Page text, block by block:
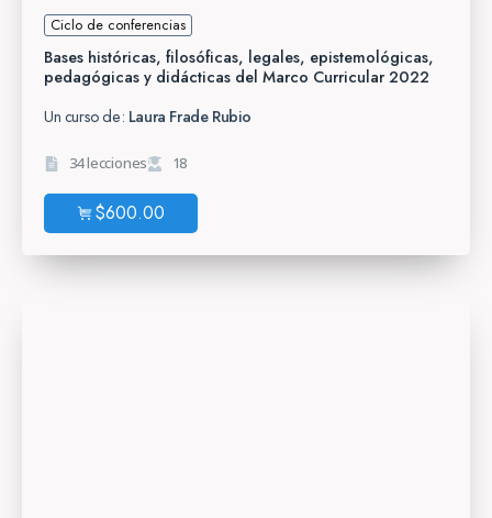
Ciclo de conferencias
Bases históricas, filosóficas, legales, epistemológicas,
pedagógicas y didácticas del Marco Curricular 2022
Un curso de: Laura Frade Rubio
34 lecciones 18
$600.00